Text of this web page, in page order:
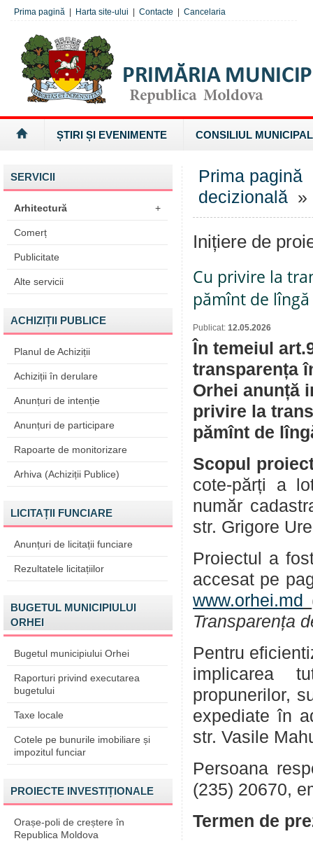
Prima pagină Harta site-ului Contacte Cancelaria
ȘTIRI ȘI EVENIMENTE CONSILIUL MUNICIPAL
SERVICII
Arhitectură +
Comerț
Publicitate
Alte servicii
ACHIZIȚII PUBLICE
Planul de Achiziții
Achiziții în derulare
Anunțuri de intenție
Anunțuri de participare
Rapoarte de monitorizare
Arhiva (Achiziții Publice)
LICITAȚII FUNCIARE
Anunțuri de licitații funciare
Rezultatele licitațiilor
BUGETUL MUNICIPIULUI
ORHEI
Bugetul municipiului Orhei
Raporturi privind executarea
bugetului
Taxe locale
Cotele pe bunurile imobiliare și
impozitul funciar
PROIECTE INVESTIȚIONALE
Orașe-poli de creștere în
Republica Moldova
Prima pagină
decizională »
Inițiere de
Cu privire la
pămînt de
Publicat: 12.05.2026
În temeiul
transparența
Orhei anunță
privire la
pămînt de
Scopul
cote-părți a
număr
str. Grigore
Proiectul a
accesat pe
www.orhei.md
Transparența
Pentru
implicarea
propunerilor,
expediate în
str. Vasile
Persoana
(235) 20670,
Termen de